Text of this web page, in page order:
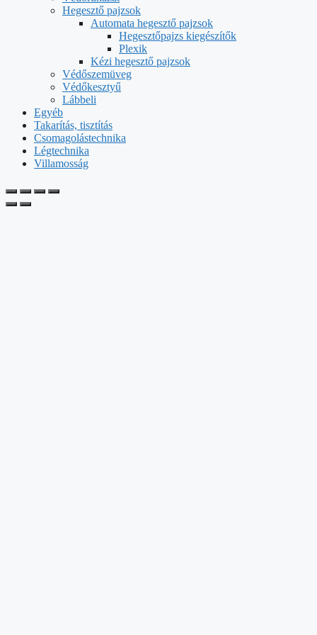
Hegesztő pajzsok
Automata hegesztő pajzsok
Hegesztőpajzs kiegészítők
Plexik
Kézi hegesztő pajzsok
Védőszemüveg
Védőkesztyű
Lábbeli
Egyéb
Takarítás, tisztítás
Csomagolástechnika
Légtechnika
Villamosság